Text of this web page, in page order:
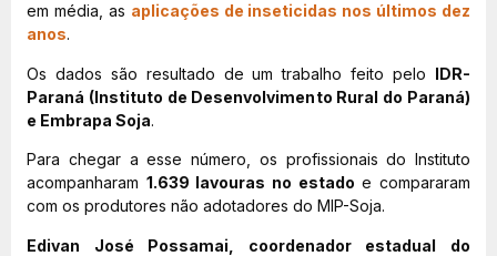
em média, as aplicações de inseticidas nos últimos dez
anos.
Os dados são resultado de um trabalho feito pelo IDR-
Paraná (Instituto de Desenvolvimento Rural do Paraná)
e Embrapa Soja.
Para chegar a esse número, os profissionais do Instituto
acompanharam 1.639 lavouras no estado e compararam
com os produtores não adotadores do MIP-Soja.
Edivan José Possamai, coordenador estadual do